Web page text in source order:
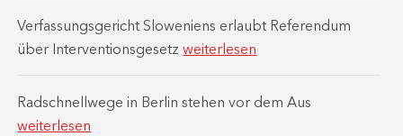
Verfassungsgericht Sloweniens erlaubt Referendum
über Interventionsgesetzweiterlesen
Radschnellwege in Berlin stehen vor dem Aus
weiterlesen